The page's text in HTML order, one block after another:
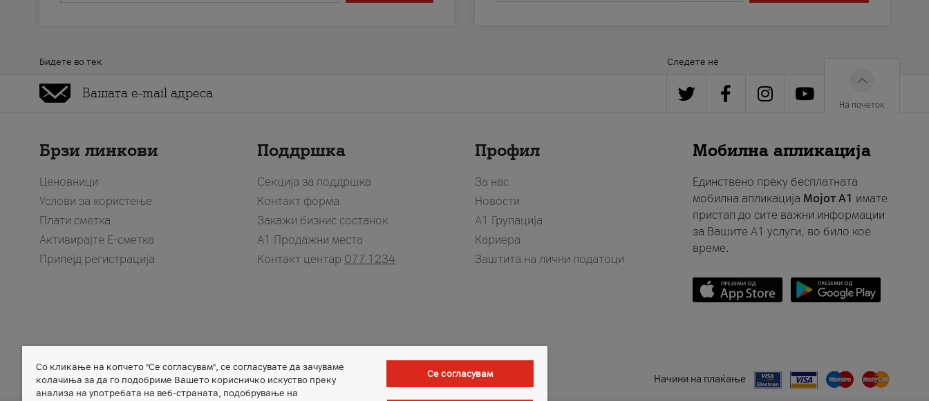
Бидете во тек Следете нè
На почеток
Брзи линкови
Ценовници
Услови за користење
Плати сметка
Активирајте Е-сметка
Припејд регистрација
Поддршка
Секција за поддршка
Контакт форма
Закажи бизнис состанок
A1 Продажни места
Контакт центар 077 1234
Профил
За нас
Новости
А1 Групација
Кариера
Заштита на лични податоци
Мобилна апликација
Единствено преку бесплатната
мобилна апликација Мојот A1 имате
пристап до сите важни информации
за Вашите A1 услуги, во било кое
време.
Member of Начини на плаќање
Со кликање на копчето "Се согласувам", се согласувате да зачуваме
колачиња за да го подобриме Вашето корисничко искуство преку
анализа на употребата на веб-страната, подобрување на
Се согласувам